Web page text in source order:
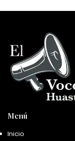
Menú
Inicio